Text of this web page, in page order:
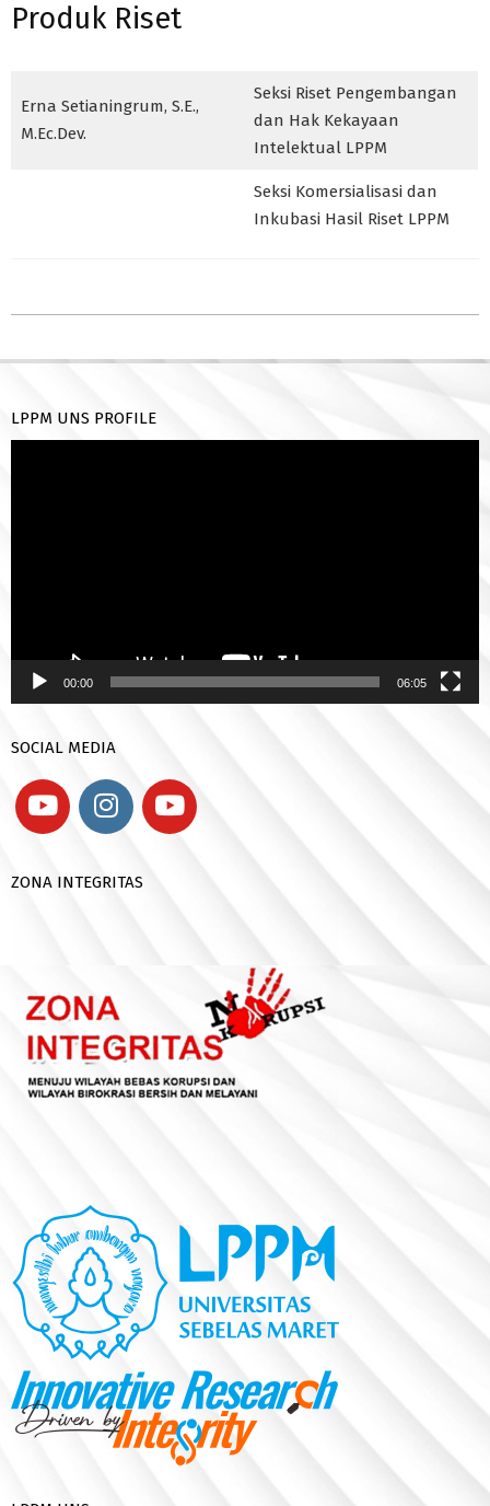
Produk Riset
Erna Setianingrum, S.E.,
M.Ec.Dev.
Seksi Riset Pengembangan
dan Hak Kekayaan
Intelektual LPPM
Seksi Komersialisasi dan
Inkubasi Hasil Riset LPPM
09-
LPPM UNS PROFILE
00:00 06:05
SOCIAL MEDIA
ZONA INTEGRITAS